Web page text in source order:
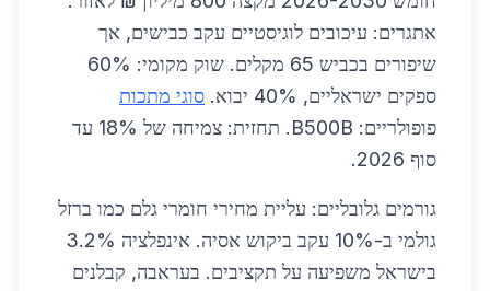
אתגרים: עיכובים לוגיסטיים עקב כבישים, אך
שיפורים בכביש 65 מקלים. שוק מקומי: 60%
ספקים ישראליים, 40% יבוא.
סוגי מתכות
פופולריים: B500B. תחזית: צמיחה של 18% עד
סוף 2026.
גורמים גלובליים: עליית מחירי חומרי גלם כמו ברזל
גולמי ב-10% עקב ביקוש אסיה. אינפלציה 3.2%
בישראל משפיעה על תקציבים. בעראבה, קבלנים